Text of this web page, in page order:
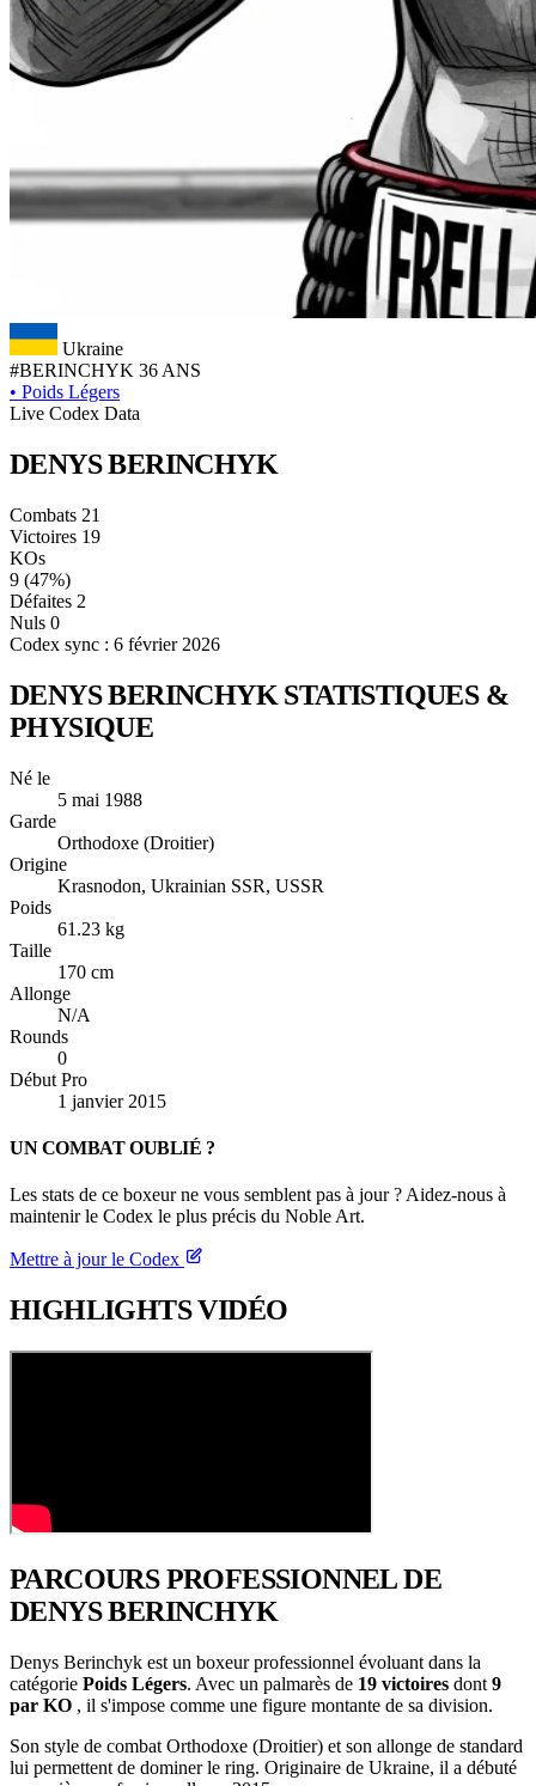
Ukraine
#BERINCHYK 36 ANS
• Poids Légers
Live Codex Data
DENYSBERINCHYK
Combats 21
Victoires 19
KOs
9 (47%)
Défaites 2
Nuls 0
Codex sync : 6 février 2026
DENYS BERINCHYK STATISTIQUES &
PHYSIQUE
Né le
5 mai 1988
Garde
Orthodoxe (Droitier)
Origine
Krasnodon, Ukrainian SSR, USSR
Poids
61.23 kg
Taille
170 cm
Allonge
N/A
Rounds
0
Début Pro
1 janvier 2015
UN COMBAT OUBLIÉ ?
Les stats de ce boxeur ne vous semblent pas à jour ? Aidez-nous à
maintenir le Codex le plus précis du Noble Art.
Mettre à jour le Codex
HIGHLIGHTSVIDÉO
PARCOURS PROFESSIONNELDE
DENYS BERINCHYK
Denys Berinchyk est un boxeur professionnel évoluant dans la
catégorie Poids Légers. Avec un palmarès de 19 victoires dont 9
par KO , il s'impose comme une figure montante de sa division.
Son style de combat Orthodoxe (Droitier) et son allonge de standard
lui permettent de dominer le ring. Originaire de Ukraine, il a débuté